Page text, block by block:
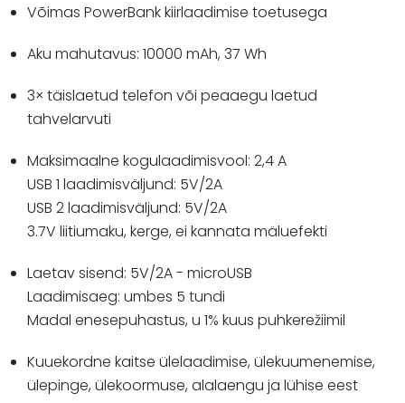
Võimas PowerBank kiirlaadimise toetusega
Aku mahutavus: 10000 mAh, 37 Wh
3× täislaetud telefon või peaaegu laetud
tahvelarvuti
Maksimaalne kogulaadimisvool: 2,4 A
USB 1 laadimisväljund: 5V/2A
USB 2 laadimisväljund: 5V/2A
3.7V liitiumaku, kerge, ei kannata mäluefekti
Laetav sisend: 5V/2A - microUSB
Laadimisaeg: umbes 5 tundi
Madal enesepuhastus, u 1% kuus puhkerežiimil
Kuuekordne kaitse ülelaadimise, ülekuumenemise,
ülepinge, ülekoormuse, alalaengu ja lühise eest